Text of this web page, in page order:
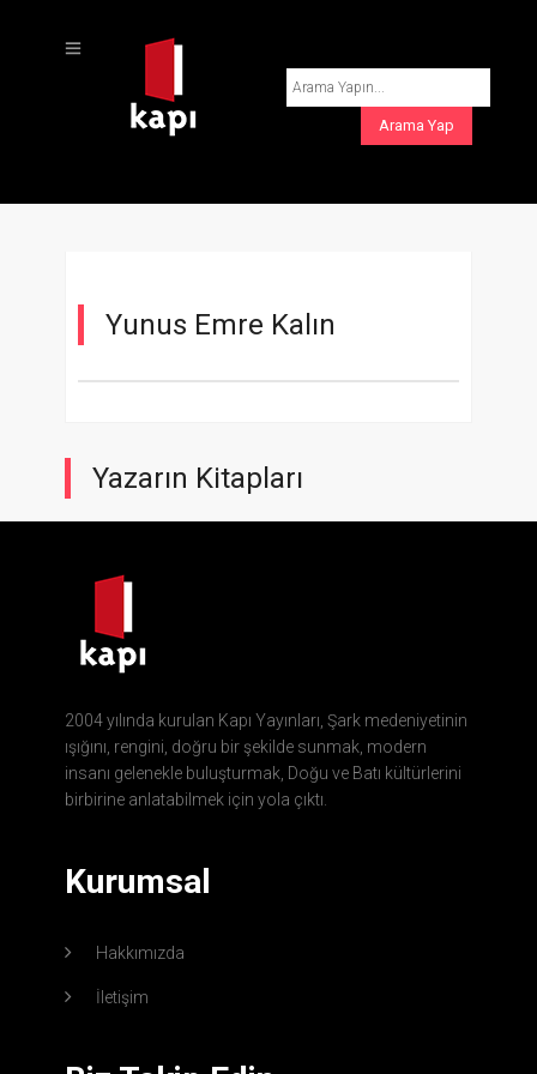
Yunus Emre Kalın
Yazarın Kitapları
2004 yılında kurulan Kapı Yayınları, Şark medeniyetinin
ışığını, rengini, doğru bir şekilde sunmak, modern
insanı gelenekle buluşturmak, Doğu ve Batı kültürlerini
birbirine anlatabilmek için yola çıktı.
Kurumsal
Hakkımızda
İletişim